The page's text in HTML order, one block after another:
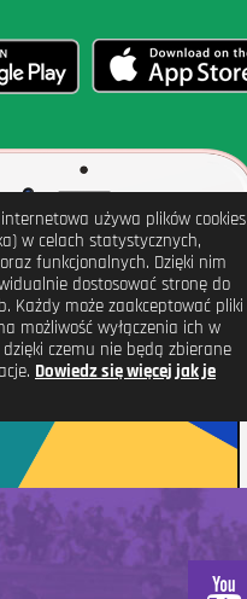
używa plików cookies
w celach statystycznych,
funkcjonalnych. Dzięki nim
dostosować stronę do
Każdy może zaakceptować pliki
możliwość wyłączenia ich w
czemu nie będą zbierane
Dowiedz się więcej jak je